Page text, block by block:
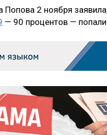
Попова 2 ноября
— 90 процентов —